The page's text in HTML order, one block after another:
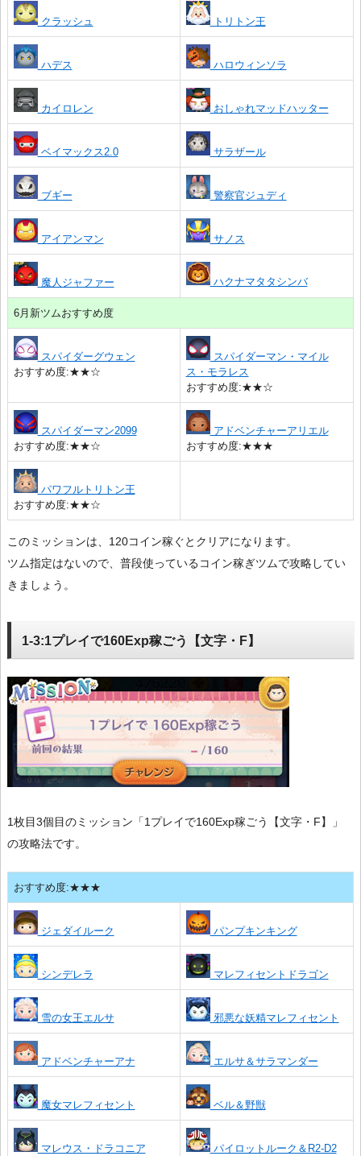
クラッシュ トリトン王
ハデス ハロウィンソラ
カイロレン おしゃれマッドハッター
ベイマックス2.0 サラザール
ブギー 警察官ジュディ
アイアンマン サノス
魔人ジャファー ハクナマタタシンバ
6月新ツムおすすめ度
スパイダーグウェン
おすすめ度:★★☆
スパイダーマン・マイル
ス・モラレス
おすすめ度:★★☆
スパイダーマン2099
おすすめ度:★★☆
アドベンチャーアリエル
おすすめ度:★★★
パワフルトリトン王
おすすめ度:★★☆
このミッションは、120コイン稼ぐとクリアになります。
ツム指定はないので、普段使っているコイン稼ぎツムで攻略してい
きましょう。
1-3:1プレイで160Exp稼ごう【文字・F】
1枚目3個目のミッション「1プレイで160Exp稼ごう【文字・F】」
の攻略法です。
おすすめ度:★★★
ジェダイルーク パンプキンキング
シンデレラ マレフィセントドラゴン
雪の女王エルサ 邪悪な妖精マレフィセント
アドベンチャーアナ エルサ＆サラマンダー
魔女マレフィセント ベル＆野獣
マレウス・ドラコニア パイロットルーク＆R2-D2